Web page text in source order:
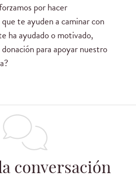
por hacer
te ayuden a caminar con
ha ayudado o motivado,
para apoyar nuestro
conversación